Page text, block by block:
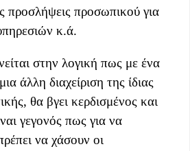
προσλήψεις προσωπικού για
κ.ά.
στην λογική πως με ένα
άλλη διαχείριση της ίδιας
θα βγει κερδισμένος και
γεγονός πως για να
να χάσουν οι